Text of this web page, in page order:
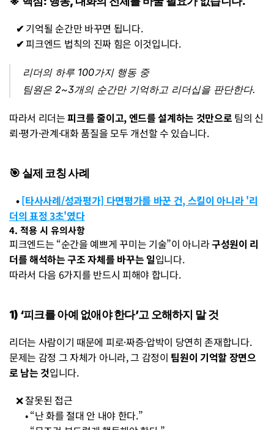
   ✔︎
기억될 순간만 바꾸면 됩니다.
   ✔︎
피크엔드 법칙의 진짜 힘은 이것입니다.
리더의 하루 100가지 행동 중
팀원은 2~3개의 순간만 기억하고 리더십을 판단한다.
따라서 리더는 피크를 줄이고, 엔드를 설계하는 것만으로 팀의 신
뢰·평가·관계·대화 품질을 모두 개선할 수 있습니다.
🎯 실제 코칭 사례
   •
[타사사례/성과평가] 다면평가를 바꾼 건, 스킬이 아니라 '리
더의 표정 3초'였다
4. 적용 시 유의사항
피크엔드는 “순간을 예쁘게 꾸미는 기술”이 아니라 구성원이 리
더를 해석하는 구조 자체를 바꾸는 일입니다.
따라서 다음 6가지를 반드시 피해야 합니다.
1) ‘피크를 아예 없애야 한다’고 오해하지 말 것
리더는 사람이기 때문에 피로·짜증·압박이 당연히 존재합니다.
문제는 감정 그 자체가 아니라, 그 감정이 팀원이 기억할 장면으
로 남는 것입니다.
   ❌ 잘못된 접근
• “난 화를 절대 안 내야 한다.”